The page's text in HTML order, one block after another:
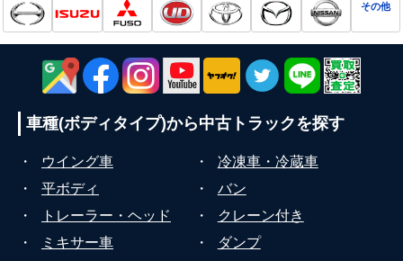
その他
車種(ボディタイプ)から中古トラックを探す
・ ウイング車 ・
冷凍車・冷蔵車
・
平ボディ ・
バン
・
トレーラー・ヘッド ・
クレーン付き
・
ミキサー車 ・
ダンプ